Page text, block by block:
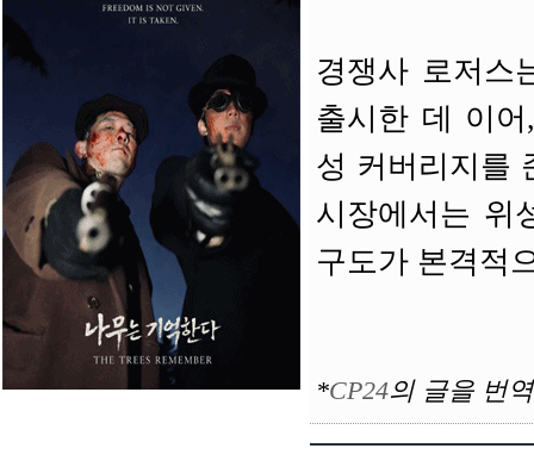
경쟁사 로저스
출시한 데 이
성 커버리지를
시장에서는 위
구도가 본격적
*CP24의 글을 번역